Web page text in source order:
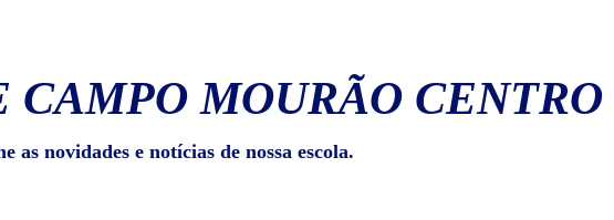
CAMPO MOURÃO CENTRO
as novidades e notícias de nossa escola.